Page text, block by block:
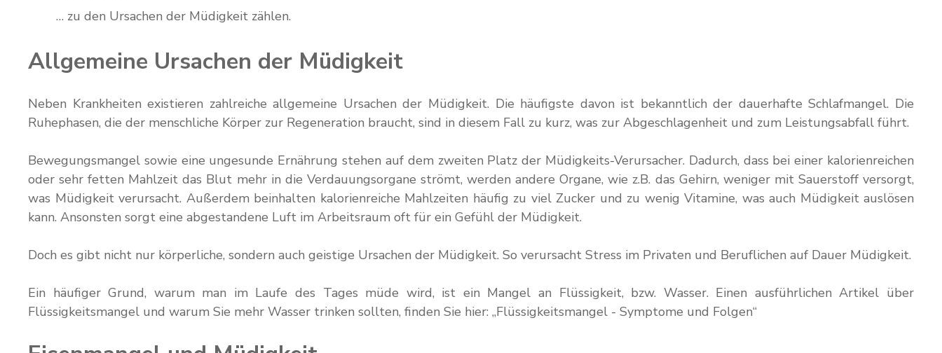
… zu den Ursachen der Müdigkeit zählen.
Allgemeine Ursachen der Müdigkeit
Neben Krankheiten existieren zahlreiche allgemeine Ursachen der Müdigkeit. Die häufigste davon ist bekanntlich der dauerhafte Schlafmangel. Die
Ruhephasen, die der menschliche Körper zur Regeneration braucht, sind in diesem Fall zu kurz, was zur Abgeschlagenheit und zum Leistungsabfall führt.
Bewegungsmangel sowie eine ungesunde Ernährung stehen auf dem zweiten Platz der Müdigkeits-Verursacher. Dadurch, dass bei einer kalorienreichen
oder sehr fetten Mahlzeit das Blut mehr in die Verdauungsorgane strömt, werden andere Organe, wie z.B. das Gehirn, weniger mit Sauerstoff versorgt,
was Müdigkeit verursacht. Außerdem beinhalten kalorienreiche Mahlzeiten häufig zu viel Zucker und zu wenig Vitamine, was auch Müdigkeit auslösen
kann. Ansonsten sorgt eine abgestandene Luft im Arbeitsraum oft für ein Gefühl der Müdigkeit.
Doch es gibt nicht nur körperliche, sondern auch geistige Ursachen der Müdigkeit. So verursacht Stress im Privaten und Beruflichen auf Dauer Müdigkeit.
Ein häufiger Grund, warum man im Laufe des Tages müde wird, ist ein Mangel an Flüssigkeit, bzw. Wasser. Einen ausführlichen Artikel über
Flüssigkeitsmangel und warum Sie mehr Wasser trinken sollten, finden Sie hier: „Flüssigkeitsmangel - Symptome und Folgen“